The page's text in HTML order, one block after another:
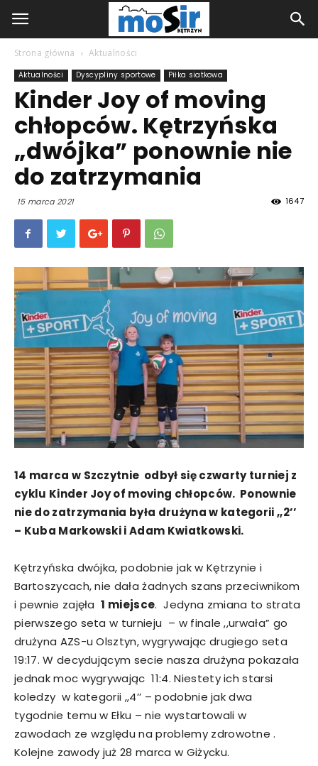
Strona główna Aktualności
Aktualności Dyscypliny sportowe Piłka siatkowa
Kinder Joy of moving
chłopców. Kętrzyńska
„dwójka” ponownie nie
do zatrzymania
15 marca 2021 1647
14 marca w Szczytnie odbył się czwarty turniej z
cyklu Kinder Joy of moving chłopców. Ponownie
nie do zatrzymania była drużyna w kategorii ,,2’’
– Kuba Markowski i Adam Kwiatkowski.
Kętrzyńska dwójka, podobnie jak w Kętrzynie i
Bartoszycach, nie dała żadnych szans przeciwnikom
i pewnie zajęła1 miejsce. Jedyna zmiana to strata
pierwszego seta w turnieju – w finale ,,urwała” go
drużyna AZS-u Olsztyn, wygrywając drugiego seta
19:17. W decydującym secie nasza drużyna pokazała
jednak moc wygrywając 11:4. Niestety ich starsi
koledzy w kategorii ,,4’’ – podobnie jak dwa
tygodnie temu w Ełku – nie wystartowali w
zawodach ze względu na problemy zdrowotne .
Kolejne zawody już 28 marca w Giżycku.